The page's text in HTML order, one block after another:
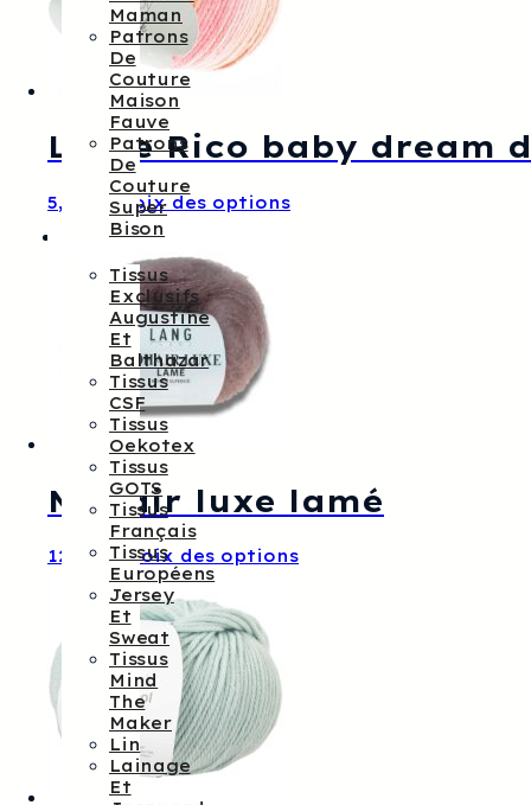
Maman
Patrons
De
Couture
Maison
Fauve
Patrons
De
Couture
Super
Bison
Tissus
Tissus
Exclusifs
Augustine
Et
Balthazar
Tissus
CSF
Tissus
Oekotex
Tissus
GOTS
Tissus
Français
Tissus
Européens
Jersey
Et
Sweat
Tissus
Mind
The
Maker
Lin
Lainage
Et
produit
Laine Rico baby dream
5,80 Choix des optionsCe
produit
Mohair luxe lamé
12,55€ Choix des optionsCe